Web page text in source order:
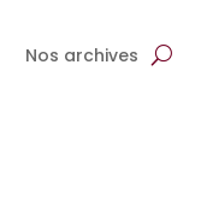
Nos archives